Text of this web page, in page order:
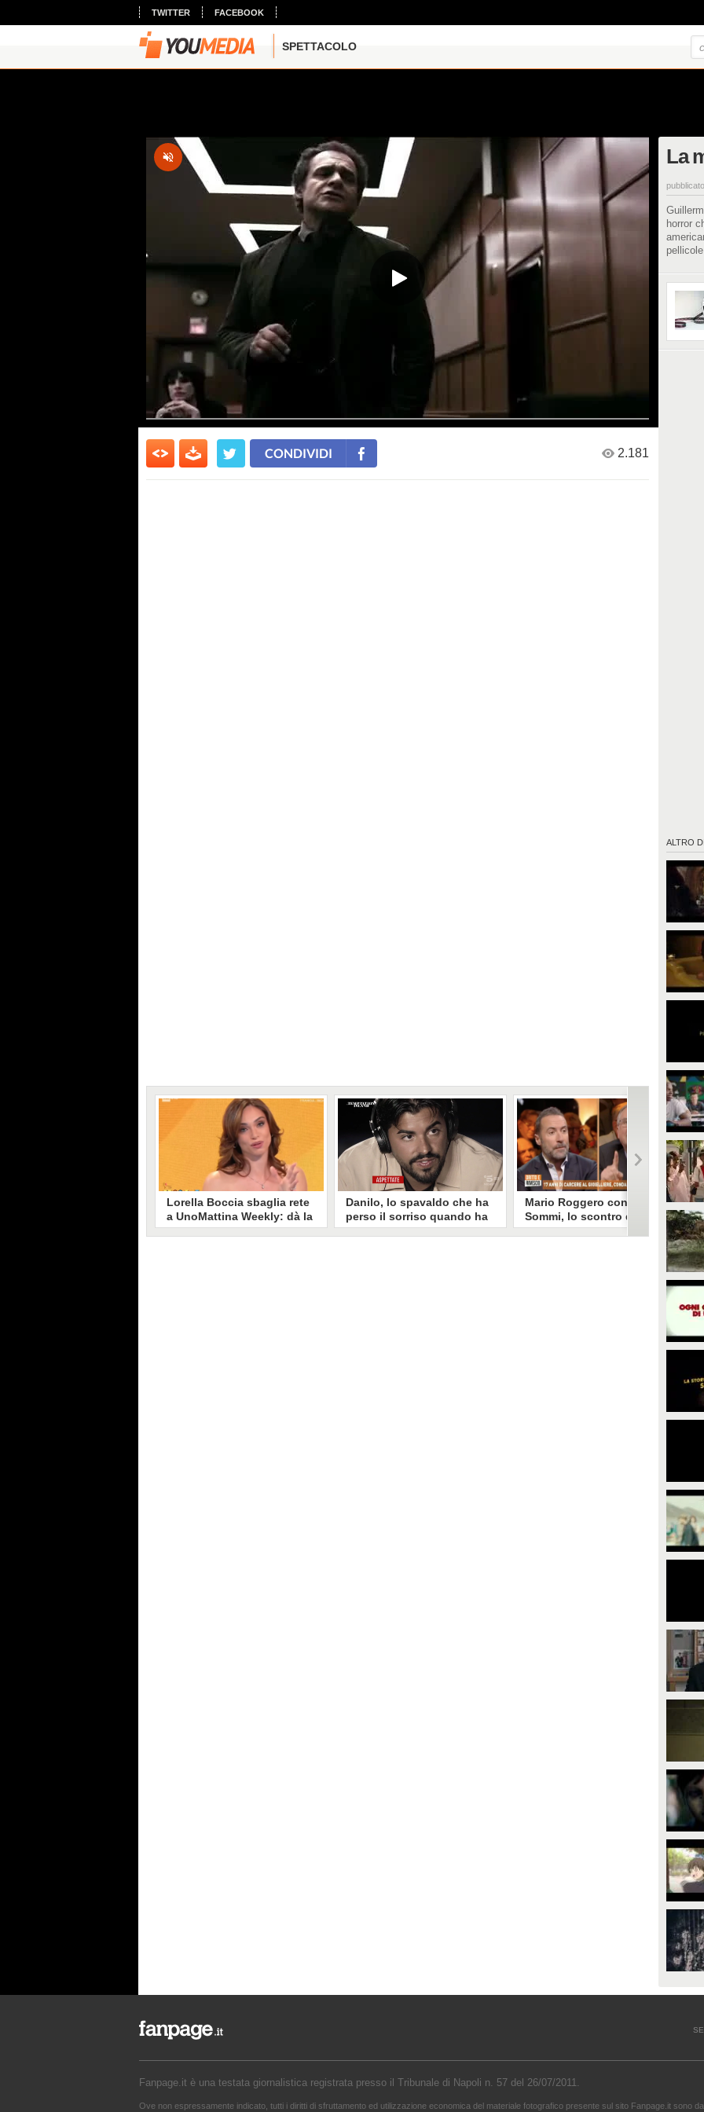
TWITTER FACEBOOK
SPETTACOLO
La
horror
ALTRO DI
CONDIVIDI 2.181
Lorella Boccia sbaglia rete
a UnoMattina Weekly: dà la
linea al Tg5 invece che al
Danilo, lo spavaldo che ha
perso il sorriso quando ha
scoperto la gelosia a
Mario Roggero contro Luca
Sommi, lo scontro del 2023
torna virale: "Lo
Roggero e Luca Sommi a Dritto e
Rovescio nel dicembre 2023. Alla
Fanpage.it è una testata giornalistica registrata presso il Tribunale di Napoli n. 57 del 26/07/2011.
Ove non espressamente indicato, tutti i diritti di sfruttamento ed utilizzazione economica del materiale fotografico presente sul sito Fanpage.it sono